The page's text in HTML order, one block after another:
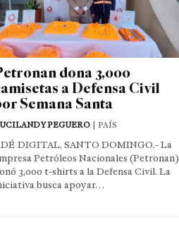
dona 3,000
a Defensa Civil
Semana Santa
PEGUERO | PAÍS
DIGITAL, SANTO DOMINGO.- La
Petróleos Nacionales (Petronan)
3,000 t-shirts a la Defensa Civil. La
busca apoyar…